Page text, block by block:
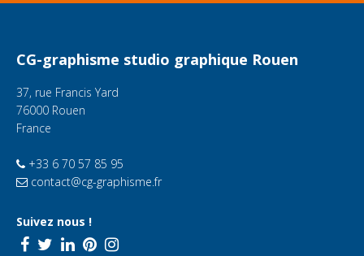
CG-graphisme studio graphique Rouen
37, rue Francis Yard
76000 Rouen
France
+33 6 70 57 85 95
contact@cg-graphisme.fr
Suivez nous !